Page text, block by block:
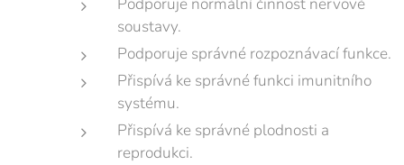
Podporuje normální činnost nervové
soustavy.
Podporuje správné rozpoznávací funkce.
Přispívá ke správné funkci imunitního
systému.
Přispívá ke správné plodnosti a
reprodukci.